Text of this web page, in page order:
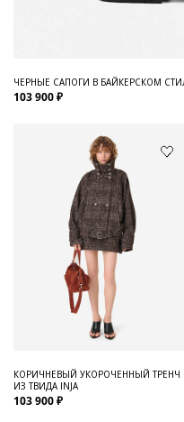
ЧЕРНЫЕ САПОГИ В БАЙКЕРСКОМ
103 900 ₽
КОРИЧНЕВЫЙ УКОРОЧЕННЫЙ ТРЕНЧ
ИЗ ТВИДА INJA
103 900 ₽